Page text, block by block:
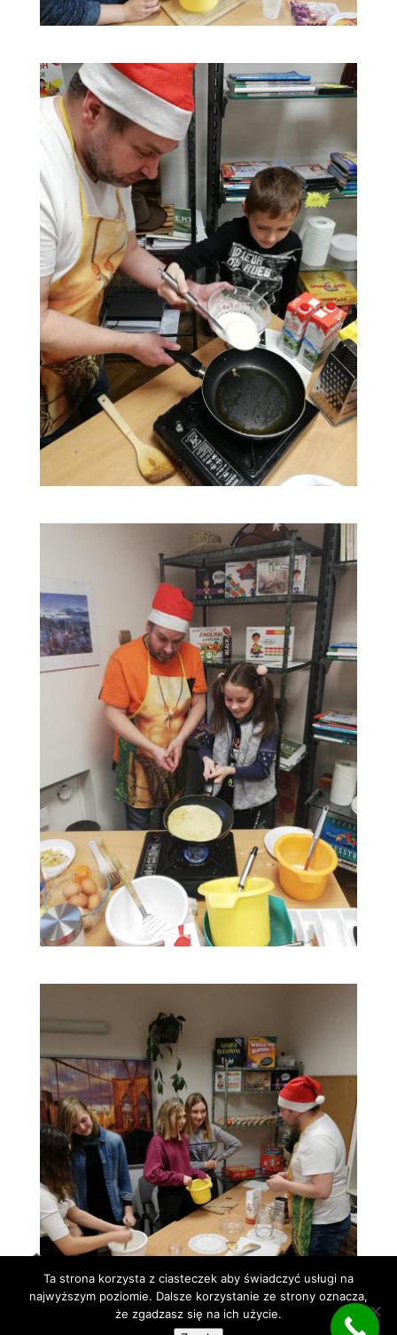
Ta strona korzysta z ciasteczek aby świadczyć usługi na
najwyższym poziomie. Dalsze korzystanie ze strony oznacza,
że zgadzasz się na ich użycie.